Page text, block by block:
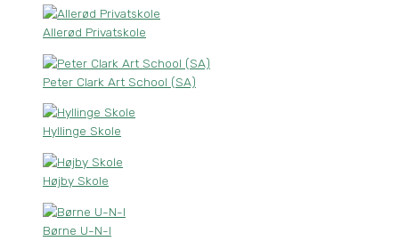
Allerød Privatskole
Peter Clark Art School (SA)
Hyllinge Skole
Højby Skole
Børne U-N-I